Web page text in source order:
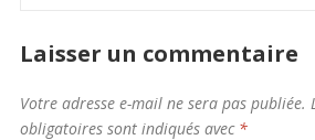
Laisser un commentaire
Votre adresse e-mail ne sera pas publiée.
obligatoires sont indiqués avec *